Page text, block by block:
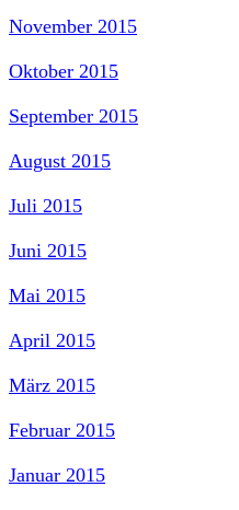
November 2015
Oktober 2015
September 2015
August 2015
Juli 2015
Juni 2015
Mai 2015
April 2015
März 2015
Februar 2015
Januar 2015